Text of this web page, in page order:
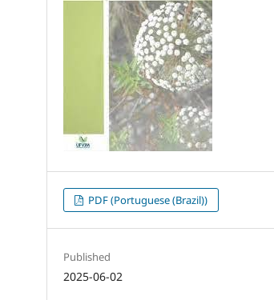
PDF (Portuguese (Brazil))
Published
2025-06-02